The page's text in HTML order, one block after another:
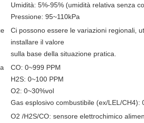
Umidità: 5%-95% (umidità relativa senza
Pressione: 95~110kPa
Ci possono essere le variazioni regionali,
installare il valore
sulla base della situazione pratica.
CO: 0~999 PPM
H2S: 0~100 PPM
O2: 0~30%vol
Gas esplosivo combustibile (ex/LEL/CH4):
O2 /H2S/CO: sensore elettrochimico